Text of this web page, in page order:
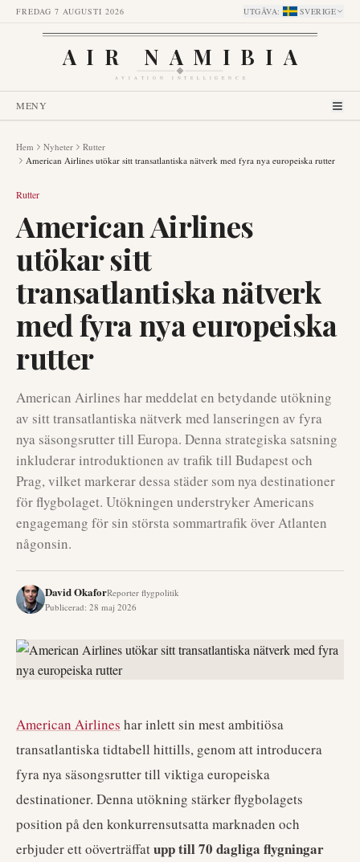
FREDAG 7 AUGUSTI 2026 UTGÅVA: SVERIGE
AIR NAMIBIA
AVIATION INTELLIGENCE
MENY
Hem Nyheter
Rutter
American Airlines utökar sitt transatlantiska nätverk med fyra nya europeiska rutter
Rutter
American Airlines
utökar sitt
transatlantiska nätverk
med fyra nya europeiska
rutter
American Airlines har meddelat en betydande utökning
av sitt transatlantiska nätverk med lanseringen av fyra
nya säsongsrutter till Europa. Denna strategiska satsning
inkluderar introduktionen av trafik till Budapest och
Prag, vilket markerar dessa städer som nya destinationer
för flygbolaget. Utökningen understryker Americans
engagemang för sin största sommartrafik över Atlanten
någonsin.
David OkaforReporter flygpolitik
Publicerad: 28 maj 2026
American Airlines har inlett sin mest ambitiösa
transatlantiska tidtabell hittills, genom att introducera
fyra nya säsongsrutter till viktiga europeiska
destinationer. Denna utökning stärker flygbolagets
position på den konkurrensutsatta marknaden och
erbjuder ett oöverträffatupp till 70 dagliga flygningar